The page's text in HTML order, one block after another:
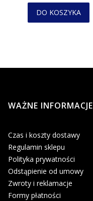
DO KOSZYKA
Linki w stopce
WAŻNE INFORMACJE
Czas i koszty dostawy
Regulamin sklepu
Polityka prywatności
Odstąpienie od umowy
Zwroty i reklamacje
Formy płatności